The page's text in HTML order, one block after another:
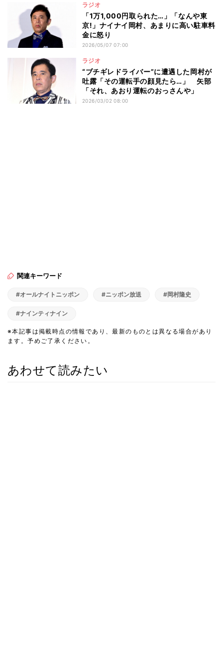
ラジオ
「1万1,000円取られた…」「なんや東
京!」ナイナイ岡村、あまりに高い駐車料
金に怒り
2026/05/07 07:00
ラジオ
“ブチギレドライバー”に遭遇した岡村が
吐露「その運転手の顔見たら…」 矢部
「それ、あおり運転のおっさんや」
2026/03/02 08:00
関連キーワード
#オールナイトニッポン #ニッポン放送 #岡村隆史
#ナインティナイン
※本記事は掲載時点の情報であり、最新のものとは異なる場合があり
ます。予めご了承ください。
あわせて読みたい